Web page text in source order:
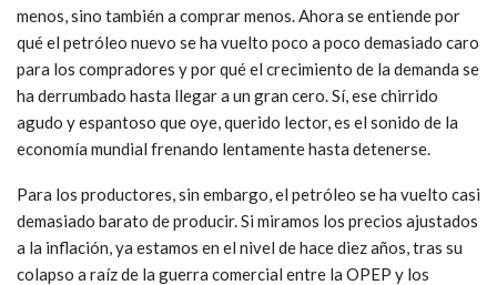
menos, sino también a comprar menos. Ahora se entiende por
qué el petróleo nuevo se ha vuelto poco a poco demasiado caro
para los compradores y por qué el crecimiento de la demanda se
ha derrumbado hasta llegar a un gran cero. Sí, ese chirrido
agudo y espantoso que oye, querido lector, es el sonido de la
economía mundial frenando lentamente hasta detenerse.
Para los productores, sin embargo, el petróleo se ha vuelto casi
demasiado barato de producir. Si miramos los precios ajustados
a la inflación, ya estamos en el nivel de hace diez años, tras su
colapso a raíz de la guerra comercial entre la OPEP y los